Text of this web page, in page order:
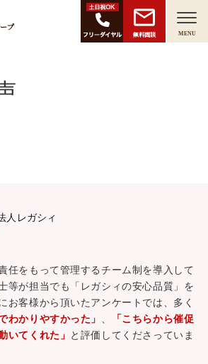
プ
無料面談 MENU
人レガシィ
任をもって管理するチーム制を導入して
等が担当でも「レガシィの安心品質」を
お客様から頂いたアンケートでは、多く
わかりやすかった」
「こちらから催促
いてくれた」 と評価してくださっていま